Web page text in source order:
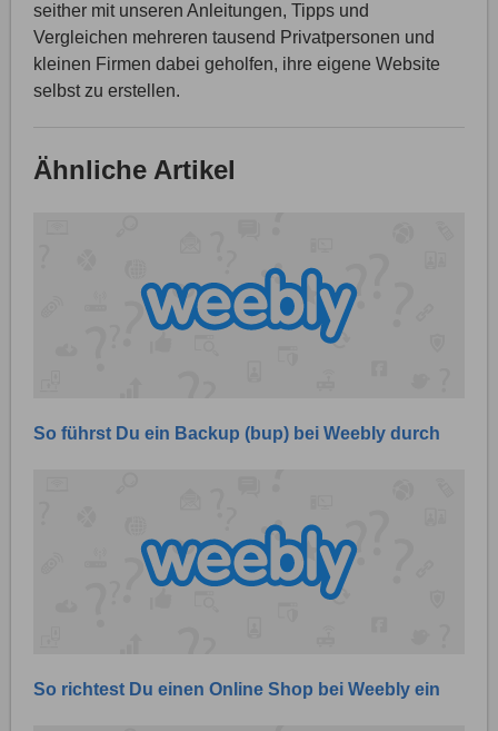
seither mit unseren Anleitungen, Tipps und
Vergleichen mehreren tausend Privatpersonen und
kleinen Firmen dabei geholfen, ihre eigene Website
selbst zu erstellen.
Ähnliche Artikel
So führst Du ein Backup (bup) bei Weebly durch
So richtest Du einen Online Shop bei Weebly ein